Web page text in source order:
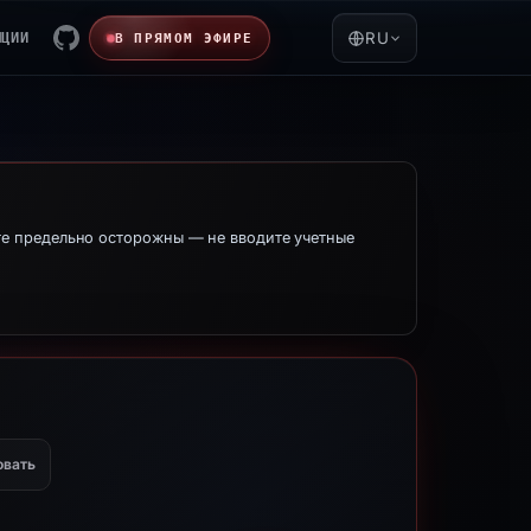
В ПРЯМОМ ЭФИРЕ RU
осторожны — не вводите учетные